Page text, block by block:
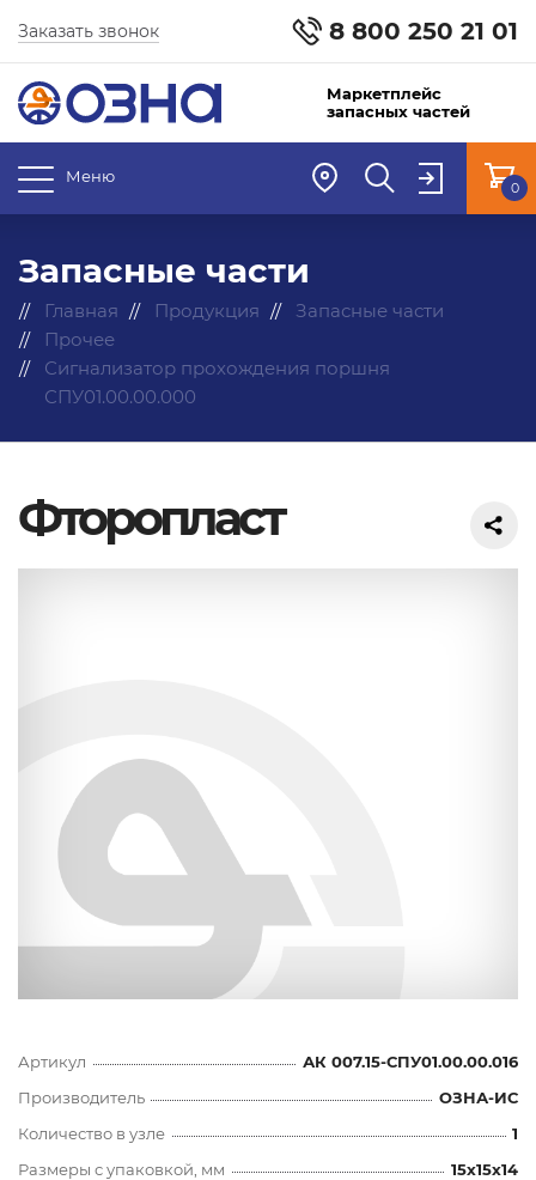
8 800 250 21 01
Заказать звонок
Маркетплейс
запасных частей
Меню
0
Запасные части
Главная Продукция
Запасные части
Прочее
Сигнализатор прохождения поршня
СПУ01.00.00.000
Фторопласт
Артикул
АК 007.15-СПУ01.00.00.016
Производитель
ОЗНА-ИС
Количество в узле
1
Размеры с упаковкой, мм
15x15x14